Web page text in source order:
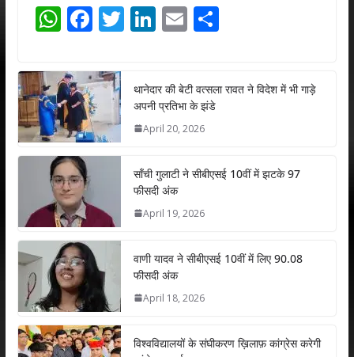
W
at
s
A
p
p
F
e
b
o
o
T
er
Li
e
dI
E
l
S
e
थानेदार की बेटी वत्सला रावत ने विदेश में भी गाड़े
अपनी प्रतिभा के झंडे
April 20, 2026
साँची गुलाटी ने सीबीएसई 10वीं में झटके 97
फीसदी अंक
April 19, 2026
वाणी यादव ने सीबीएसई 10वीं में लिए 90.08
फीसदी अंक
April 18, 2026
विश्वविद्यालयों के संघीकरण ख़िलाफ़ कांग्रेस करेगी